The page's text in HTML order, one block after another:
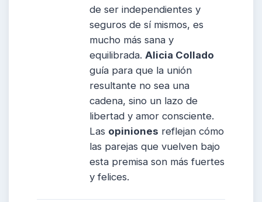
de ser independientes y
seguros de sí mismos, es
mucho más sana y
equilibrada.Alicia Collado
guía para que la unión
resultante no sea una
cadena, sino un lazo de
libertad y amor consciente.
Las opiniones reflejan cómo
las parejas que vuelven bajo
esta premisa son más fuertes
y felices.